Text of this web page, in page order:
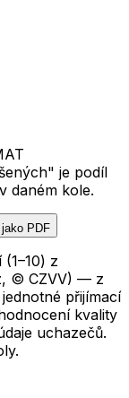
je podíl
daném kole.
PDF
z
© CZVV) — z
přijímací
kvality
uchazečů.